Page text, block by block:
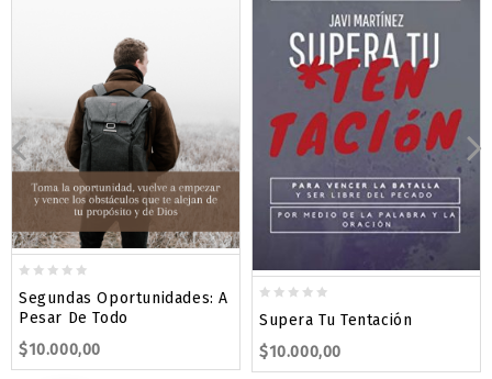
out
of
5
Segundas Oportunidades: A
Pesar De Todo
$10.000,00
out
of
Supera Tu Tentación
$10.000,00